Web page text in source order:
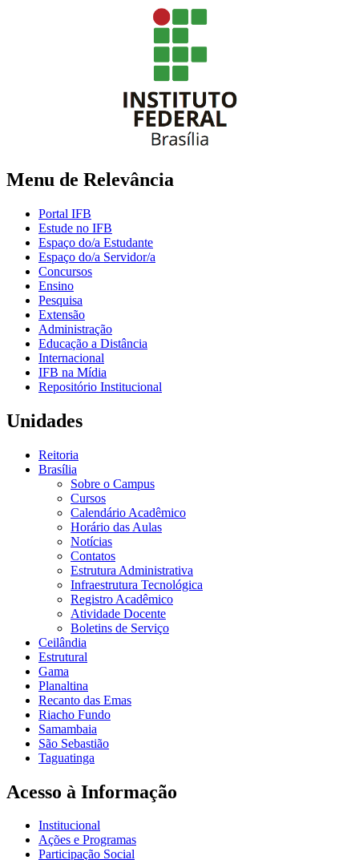
Menu de Relevância
Portal IFB
Estude no IFB
Espaço do/a Estudante
Espaço do/a Servidor/a
Concursos
Ensino
Pesquisa
Extensão
Administração
Educação a Distância
Internacional
IFB na Mídia
Repositório Institucional
Unidades
Reitoria
Brasília
Sobre o Campus
Cursos
Calendário Acadêmico
Horário das Aulas
Notícias
Contatos
Estrutura Administrativa
Infraestrutura Tecnológica
Registro Acadêmico
Atividade Docente
Boletins de Serviço
Ceilândia
Estrutural
Gama
Planaltina
Recanto das Emas
Riacho Fundo
Samambaia
São Sebastião
Taguatinga
Acesso à Informação
Institucional
Ações e Programas
Participação Social